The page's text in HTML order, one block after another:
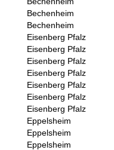
Bechenheim
Bechenheim
Eisenberg Pfalz
Eisenberg Pfalz
Eisenberg Pfalz
Eisenberg Pfalz
Eisenberg Pfalz
Eisenberg Pfalz
Eisenberg Pfalz
Eppelsheim
Eppelsheim
Eppelsheim